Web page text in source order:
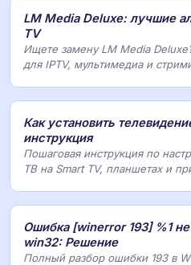
LM Media Deluxe: лучшие
TV
Ищете замену LM Media
для IPTV, мультимедиа и
Как установить
инструкция
Пошаговая инструкция по
ТВ на Smart TV, планшетах и
Ошибка [winerror 193] %1
win32: Решение
Полный разбор ошибки 193 в